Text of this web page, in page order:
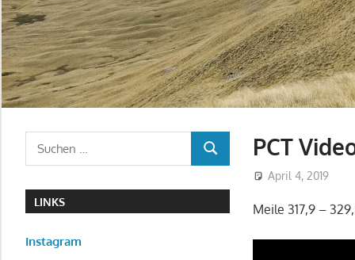
PCT
April 4, 2019
Meile 317,9 –
SUCHEN
LINKS
Instagram